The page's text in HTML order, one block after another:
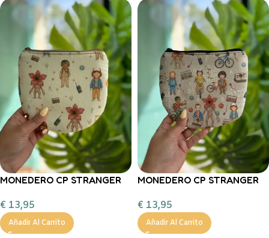
MONEDERO CP STRANGER
€ 13,95
Añadir Al Carrito
MONEDERO CP STRANGER
€ 13,95
Añadir Al Carrito